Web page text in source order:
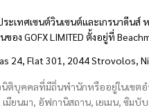
ะเทศเซนต์วินเซนต์และเกรนาดีน
ของ GOFX LIMITED ตั้งอยู่ที่
24, Flat 301, 2044 Strovolos,
นิติบุคคลที่มีถิ่นพำนักหรืออยู่ในเข
เมียนมา, อัฟกานิสถาน, เยเมน, ซิม